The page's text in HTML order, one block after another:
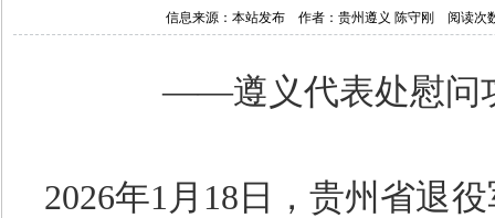
信息来源：本站发布 作者：贵州遵义 陈守刚 阅读次
——遵义代表处慰问
2026年1月18日，贵州省退